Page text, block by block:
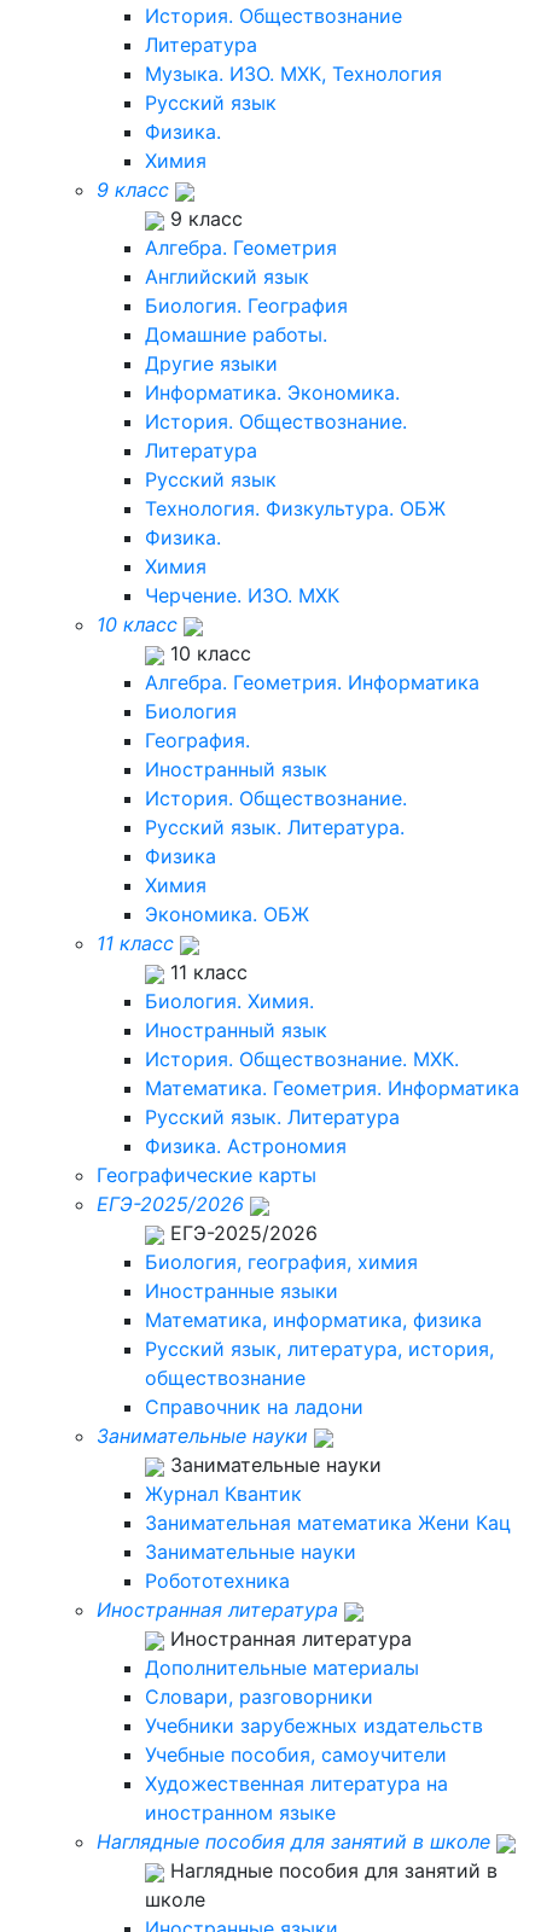
История. Обществознание
Литература
Музыка. ИЗО. МХК, Технология
Русский язык
Физика.
Химия
9 класс
9 класс
Алгебра. Геометрия
Английский язык
Биология. География
Домашние работы.
Другие языки
Информатика. Экономика.
История. Обществознание.
Литература
Русский язык
Технология. Физкультура. ОБЖ
Физика.
Химия
Черчение. ИЗО. МХК
10 класс
10 класс
Алгебра. Геометрия. Информатика
Биология
География.
Иностранный язык
История. Обществознание.
Русский язык. Литература.
Физика
Химия
Экономика. ОБЖ
11 класс
11 класс
Биология. Химия.
Иностранный язык
История. Обществознание. МХК.
Математика. Геометрия. Информатика
Русский язык. Литература
Физика. Астрономия
Географические карты
ЕГЭ-2025/2026
ЕГЭ-2025/2026
Биология, география, химия
Иностранные языки
Математика, информатика, физика
Русский язык, литература, история,
обществознание
Справочник на ладони
Занимательные науки
Занимательные науки
Журнал Квантик
Занимательная математика Жени Кац
Занимательные науки
Робототехника
Иностранная литература
Иностранная литература
Дополнительные материалы
Словари, разговорники
Учебники зарубежных издательств
Учебные пособия, самоучители
Художественная литература на
иностранном языке
Наглядные пособия для занятий в школе
Наглядные пособия для занятий в
школе